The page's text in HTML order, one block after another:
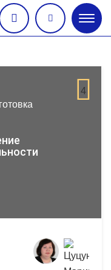
меню
4